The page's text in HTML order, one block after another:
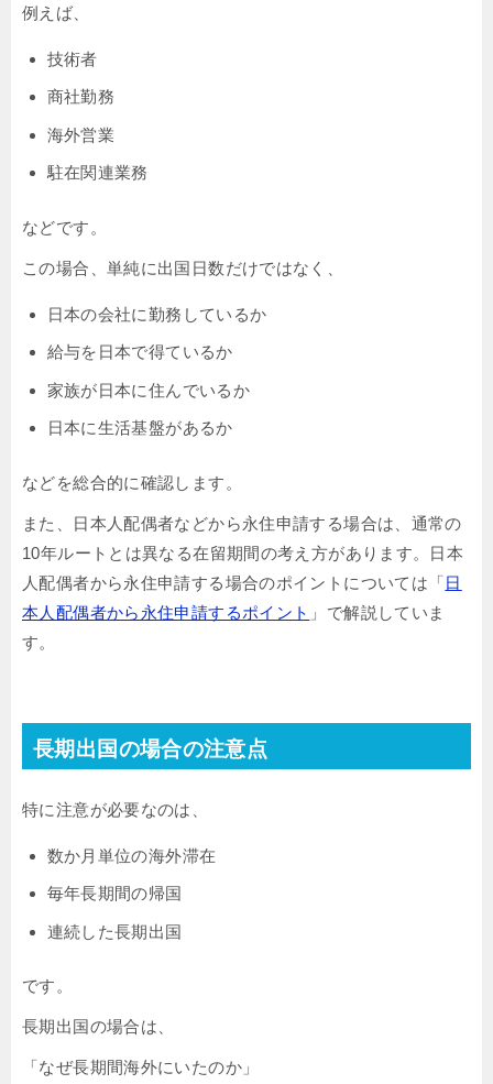
例えば、
技術者
商社勤務
海外営業
駐在関連業務
などです。
この場合、単純に出国日数だけではなく、
日本の会社に勤務しているか
給与を日本で得ているか
家族が日本に住んでいるか
日本に生活基盤があるか
などを総合的に確認します。
また、日本人配偶者などから永住申請する場合は、通常の
10年ルートとは異なる在留期間の考え方があります。日本
人配偶者から永住申請する場合のポイントについては「日
本人配偶者から永住申請するポイント 」で解説していま
す。
長期出国の場合の注意点
特に注意が必要なのは、
数か月単位の海外滞在
毎年長期間の帰国
連続した長期出国
です。
長期出国の場合は、
「なぜ長期間海外にいたのか」